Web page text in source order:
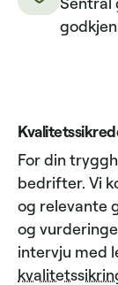
For din
bedrifter. Vi
og relevante
og
intervju med